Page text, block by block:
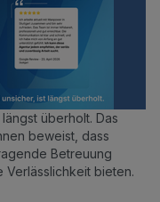
überholt. Das
beweist, dass
Betreuung
Verlässlichkeit bieten.